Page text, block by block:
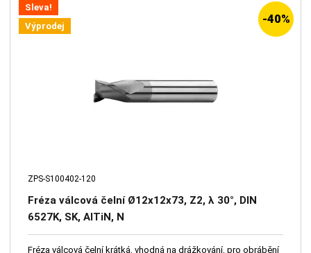
Sleva!
Výprodej
-40%
ZPS-S100402-120
Fréza válcová čelní Ø12x12x73, Z2, λ 30°, DIN
6527K, SK, AlTiN, N
Fréza válcová čelní krátká, vhodná na drážkování, pro obrábění